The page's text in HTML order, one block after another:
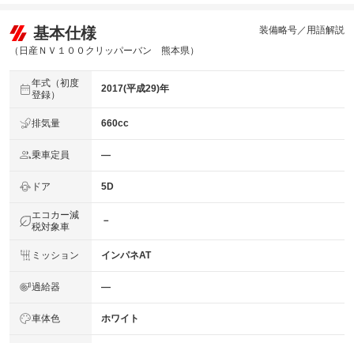
基本仕様
（日産ＮＶ１００クリッパーバン 熊本県）
装備略号／用語解説
年式（初度
登録）
2017(平成29)年
排気量 660cc
乗車定員 ―
ドア 5D
エコカー減
税対象車
－
ミッション インパネAT
過給器 ―
車体色 ホワイト